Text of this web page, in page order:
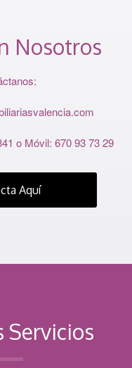
Nosotros
o Móvil: 670 93 73 29
Aquí
Servicios